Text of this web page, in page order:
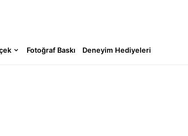
Fotoğraf Baskı Deneyim Hediyeleri